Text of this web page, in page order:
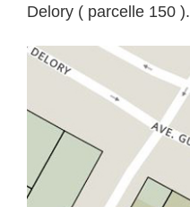
Delory ( parcelle 150 ).